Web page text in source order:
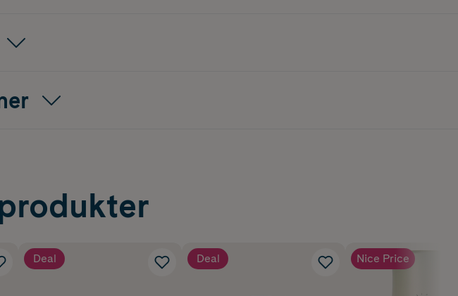
Deal Deal Nice Price